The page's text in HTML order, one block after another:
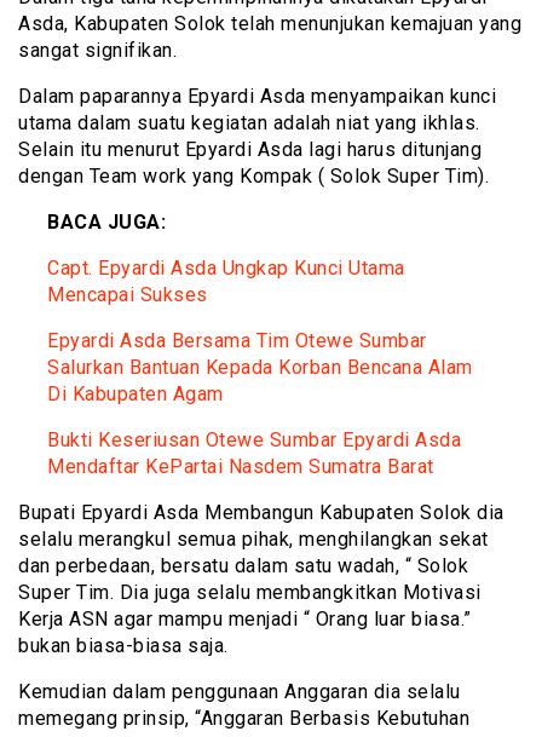
Asda, Kabupaten Solok telah menunjukan kemajuan yang
sangat signifikan.
Dalam paparannya Epyardi Asda menyampaikan kunci
utama dalam suatu kegiatan adalah niat yang ikhlas.
Selain itu menurut Epyardi Asda lagi harus ditunjang
dengan Team work yang Kompak ( Solok Super Tim).
BACA JUGA:
Capt. Epyardi Asda Ungkap Kunci Utama
Mencapai Sukses
Epyardi Asda Bersama Tim Otewe Sumbar
Salurkan Bantuan Kepada Korban Bencana Alam
Di Kabupaten Agam
Bukti Keseriusan Otewe Sumbar Epyardi Asda
Mendaftar KePartai Nasdem Sumatra Barat
Bupati Epyardi Asda Membangun Kabupaten Solok dia
selalu merangkul semua pihak, menghilangkan sekat
dan perbedaan, bersatu dalam satu wadah, “ Solok
Super Tim. Dia juga selalu membangkitkan Motivasi
Kerja ASN agar mampu menjadi “ Orang luar biasa.”
bukan biasa-biasa saja.
Kemudian dalam penggunaan Anggaran dia selalu
memegang prinsip, “Anggaran Berbasis Kebutuhan